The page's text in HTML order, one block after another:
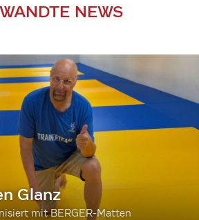
NEWS
Glanz
mit BERGER-Matten